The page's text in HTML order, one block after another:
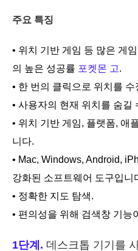
주요 특징
• 위치 기반 게임 등 많은 게
의 높은 성공률 포켓몬 고.
• 한 번의 클릭으로 위치를
• 사용자의 현재 위치를 숨길
• 위치 기반 게임, 플랫폼, 애
니다.
• Mac, Windows, Android,
강화된 소프트웨어 도구입니
• 정확한 지도 탐색.
• 편의성을 위해 검색창 기능
1단계. 데스크톱 기기를